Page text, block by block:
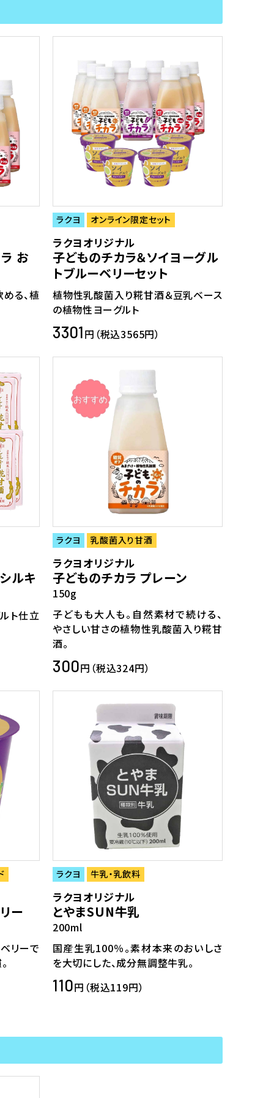
お
る、植
ラクヨ オンライン限定セット
ラクヨオリジナル
子どものチカラ＆ソイヨーグル
トブルーベリーセット
植物性乳酸菌入り糀甘酒＆豆乳ベース
の植物性ヨーグルト
3301円（税込3565円）
ルキ
ト仕立
ラクヨ 乳酸菌入り甘酒
ラクヨオリジナル
子どものチカラ プレーン
150g
子どもも大人も。自然素材で続ける、
やさしい甘さの植物性乳酸菌入り糀甘
酒。
300円（税込324円）
ー
リーで
ラクヨ 牛乳・乳飲料
ラクヨオリジナル
とやまSUN牛乳
200ml
国産生乳100％。素材本来のおいしさ
を大切にした、成分無調整牛乳。
110円（税込119円）